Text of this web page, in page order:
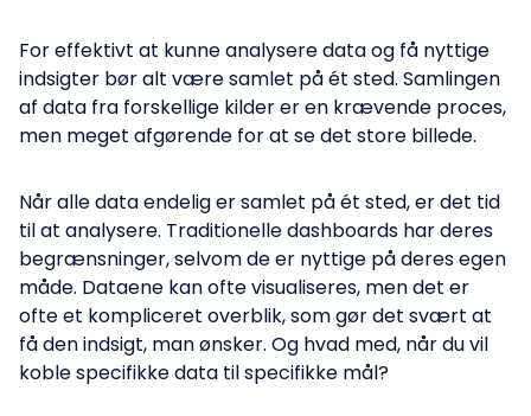
For effektivt at kunne analysere data og få nyttige
indsigter bør alt være samlet på ét sted. Samlingen
af data fra forskellige kilder er en krævende proces,
men meget afgørende for at se det store billede.
Når alle data endelig er samlet på ét sted, er det tid
til at analysere. Traditionelle dashboards har deres
begrænsninger, selvom de er nyttige på deres egen
måde. Dataene kan ofte visualiseres, men det er
ofte et kompliceret overblik, som gør det svært at
få den indsigt, man ønsker. Og hvad med, når du vil
koble specifikke data til specifikke mål?